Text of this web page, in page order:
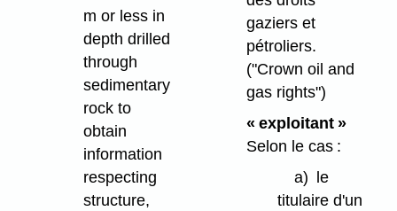
m or less in
depth drilled
through
sedimentary
rock to
obtain
information
respecting
structure,
gaziers et
pétroliers.
("Crown oil and
gas rights")
« exploitant »
Selon le cas :
a)
le
titulaire d'un